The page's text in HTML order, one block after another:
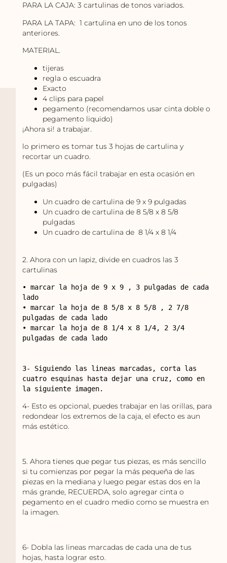
PARA LA CAJA: 3 cartulinas de tonos variados.
PARA LA TAPA: 1 cartulina en uno de los tonos
anteriores.
MATERIAL.
tijeras
regla o escuadra
Exacto
4 clips para papel
pegamento (recomendamos usar cinta doble o
pegamento liquido)
¡Ahora si! a trabajar.
lo primero es tomar tus 3 hojas de cartulina y
recortar un cuadro.
(Es un poco más fácil trabajar en esta ocasión en
pulgadas)
Un cuadro de cartulina de 9 x 9 pulgadas
Un cuadro de cartulina de 8 5/8 x 8 5/8
pulgadas
Un cuadro de cartulina de 8 1/4 x 8 1/4
2. Ahora con un lapiz, divide en cuadros las 3
cartulinas
• marcar la hoja de 9 x 9 , 3 pulgadas de cada
lado
• marcar la hoja de 8 5/8 x 8 5/8 , 2 7/8
pulgadas de cada lado
• marcar la hoja de 8 1/4 x 8 1/4, 2 3/4
pulgadas de cada lado
3- Siguiendo las lineas marcadas, corta las
cuatro esquinas hasta dejar una cruz, como en
4- Esto es opcional, puedes trabajar en las orillas, para
redondear los extremos de la caja, el efecto es aun
más estético.
5. Ahora tienes que pegar tus piezas, es más sencillo
si tu comienzas por pegar la más pequeña de las
piezas en la mediana y luego pegar estas dos en la
más grande, RECUERDA, solo agregar cinta o
pegamento en el cuadro medio como se muestra en
la imagen.
6- Dobla las lineas marcadas de cada una de tus
hojas, hasta lograr esto.